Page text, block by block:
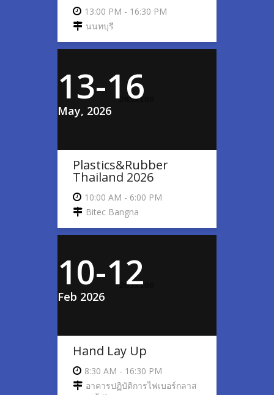
13:00 PM - 16:30 PM
นนทบุรี
13-16
May, 2026
Plastics&Rubber
Thailand 2026
10:00 AM - 6:00 PM
Bitec Bangna
10-12
Feb 2026
Hand Lay Up
8:30 AM - 16:30 PM
อาคารปฏิบัติการไฟเบอร์กลาส